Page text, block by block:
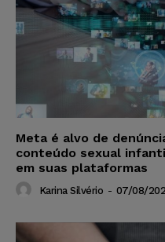
Meta é alvo de
conteúdo sexual
em suas plataformas
Karina Silvério - 07/08/